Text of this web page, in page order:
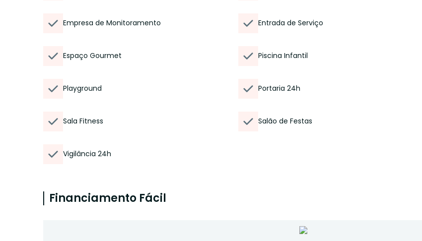
Empresa de Monitoramento Entrada de Serviço
Espaço Gourmet Piscina Infantil
Playground Portaria 24h
Sala Fitness Salão de Festas
Vigilância 24h
Financiamento Fácil